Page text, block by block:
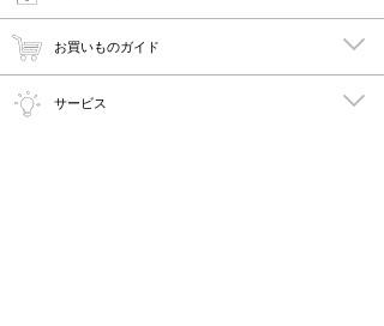
お買いものガイド
サービス